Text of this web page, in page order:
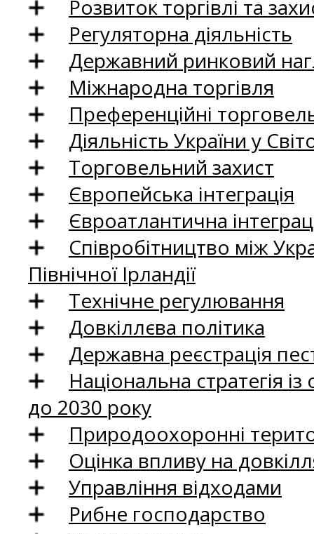
Розвиток торгівлі та
Регуляторна діяльність
Державний ринковий
Міжнародна торгівля
Преференційні
Діяльність України у
Торговельний захист
Європейська інтеграція
Євроатлантична
Співробітництво між
Північної Ірландії
Технічне регулювання
Довкіллєва політика
Державна реєстрація
Національна стратегія
до 2030 року
Природоохоронні
Оцінка впливу на
Управління відходами
Рибне господарство